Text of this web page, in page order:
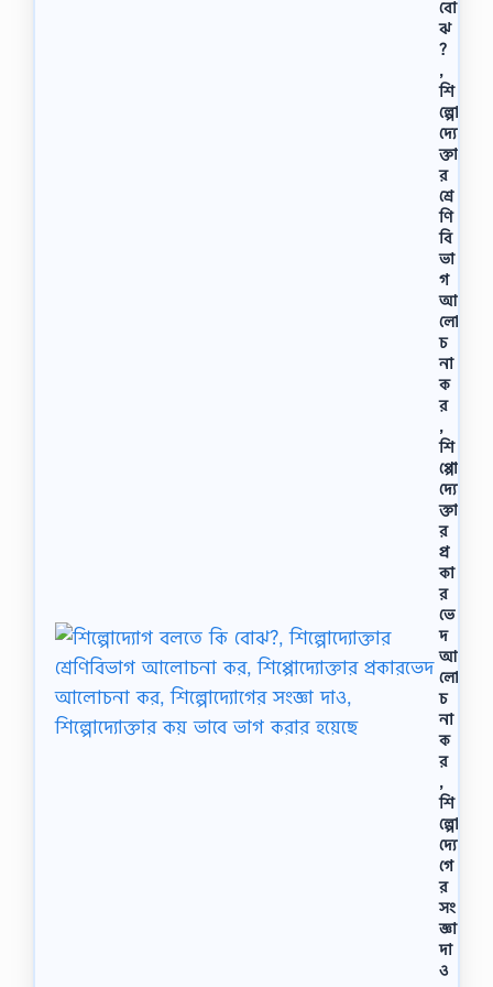
বো
ঝ
?
,
শি
ল্পো
দ্যো
ক্তা
র
শ্রে
ণি
বি
ভা
গ
আ
লো
চ
না
ক
র
,
শি
প্পো
দ্যো
ক্তা
র
প্র
কা
র
ভে
দ
আ
লো
চ
না
ক
র
,
শি
ল্পো
দ্যো
গে
র
সং
জ্ঞা
দা
ও